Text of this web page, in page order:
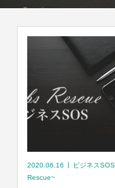
2020.06.16
ビジネス
Rescue~